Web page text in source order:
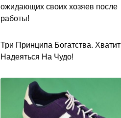
ожидающих своих хозяев после
работы!
Три Принципа Богатства. Хватит
Надеяться На Чудо!